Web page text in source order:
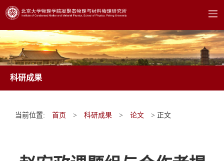
科研成果
当前位置: 首页 > 科研成果 > 论文 > 正文